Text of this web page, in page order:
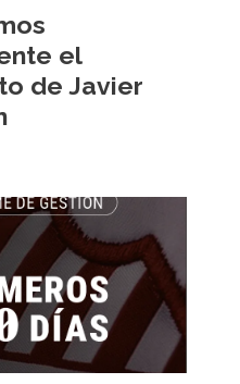
el
de Javier